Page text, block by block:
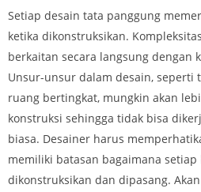
Setiap desain tata panggung
ketika dikonstruksikan.
berkaitan secara langsung dengan
Unsur-unsur dalam desain, seperti
ruang bertingkat, mungkin akan
konstruksi sehingga tidak bisa
biasa. Desainer harus
memiliki batasan bagaimana
dikonstruksikan dan dipasang.